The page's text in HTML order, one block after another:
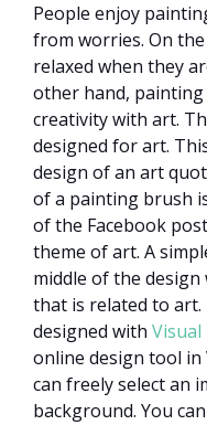
People enjoy
from worries. On
relaxed when they
other hand,
creativity with art.
designed for art.
design of an art
of a painting brush
of the Facebook
theme of art. A
middle of the
that is related to art.
designed with Visual
online design tool in
can freely select an
background. You